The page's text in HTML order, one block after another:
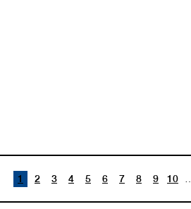
1 2 3 4 5 6 7 8 9 10